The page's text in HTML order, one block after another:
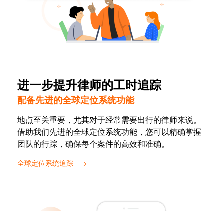
进一步提升律师的工时追踪
配备先进的全球定位系统功能
地点至关重要，尤其对于经常需要出行的律师来说。
借助我们先进的全球定位系统功能，您可以精确掌握
团队的行踪，确保每个案件的高效和准确。
全球定位系统追踪